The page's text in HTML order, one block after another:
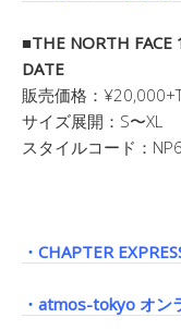
■THE NORTH FACE
DATE
販売価格：
サイズ展開：S〜XL
スタイルコード：
・CHAPTER
・atmos-tokyo オン